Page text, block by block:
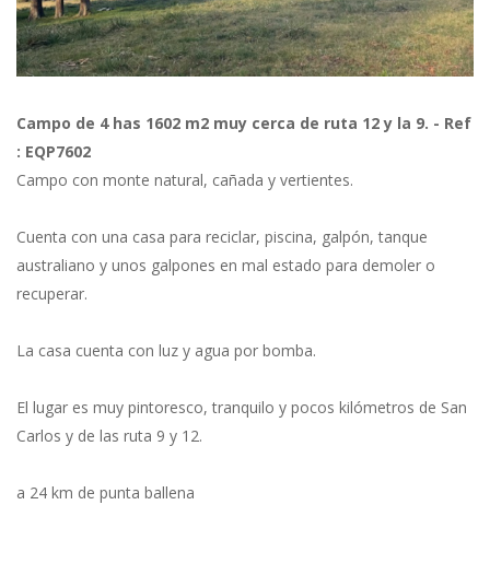
Campo de 4 has 1602 m2 muy cerca de ruta 12 y la 9. - Ref
: EQP7602
Campo con monte natural, cañada y vertientes.
Cuenta con una casa para reciclar, piscina, galpón, tanque
australiano y unos galpones en mal estado para demoler o
recuperar.
La casa cuenta con luz y agua por bomba.
El lugar es muy pintoresco, tranquilo y pocos kilómetros de San
Carlos y de las ruta 9 y 12.
a 24 km de punta ballena